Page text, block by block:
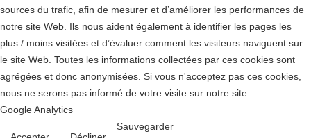
sources du trafic, afin de mesurer et d’améliorer les performances de
notre site Web. Ils nous aident également à identifier les pages les
plus / moins visitées et d’évaluer comment les visiteurs naviguent sur
le site Web. Toutes les informations collectées par ces cookies sont
agrégées et donc anonymisées. Si vous n'acceptez pas ces cookies,
nous ne serons pas informé de votre visite sur notre site.
Google Analytics
Sauvegarder